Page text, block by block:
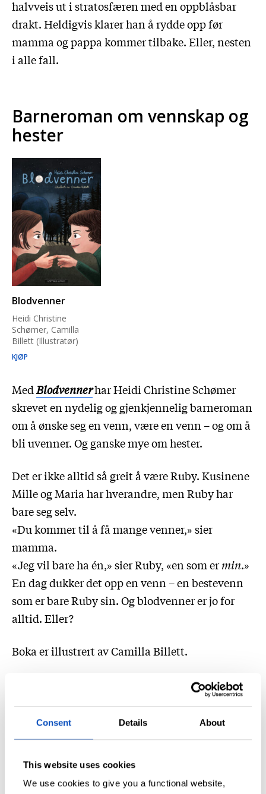
Consent Details About
This website uses cookies
We use cookies to give you a functional website,
halvveis ut i stratosfæren med en oppblåsbar
drakt. Heldigvis klarer han å rydde opp før
mamma og pappa kommer tilbake. Eller, nesten
i alle fall.
Barneroman om vennskap og
hester
Blodvenner
Heidi Christine
Schømer, Camilla
Billett (Illustratør)
KJØP
MedBlodvennerhar Heidi Christine Schømer
skrevet en nydelig og gjenkjennelig barneroman
om å ønske seg en venn, være en venn – og om å
bli uvenner. Og ganske mye om hester.
Det er ikke alltid så greit å være Ruby. Kusinene
Mille og Maria har hverandre, men Ruby har
bare seg selv.
«Du kommer til å få mange venner,» sier
mamma.
«Jeg vil bare ha én,» sier Ruby, «en som ermin.»
En dag dukker det opp en venn – en bestevenn
som er bare Ruby sin. Og blodvenner er jo for
alltid. Eller?
Boka er illustrert av Camilla Billett.